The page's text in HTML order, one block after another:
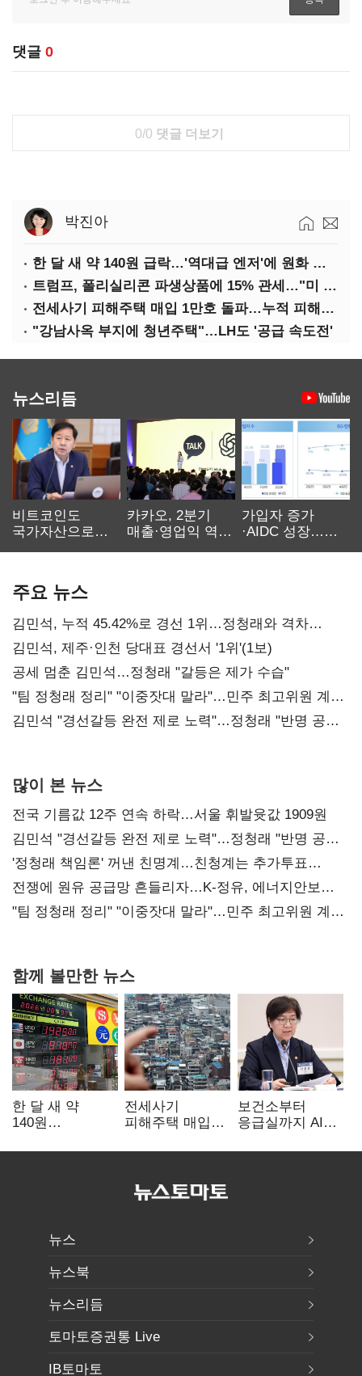
댓글 0
0/0 댓글 더보기
박진아
한 달 새 약 140원 급락…'역대급 엔저'에 원화 변곡점
트럼프, 폴리실리콘 파생상품에 15% 관세…"미 산업 재건"
전세사기 피해주택 매입 1만호 돌파…누적 피해자 4만278명
"강남사옥 부지에 청년주택"…LH도 '공급 속도전'
뉴스리듬
비트코인도
국가자산으로…'
카카오, 2분기
매출·영업익 역대
가입자 증가
·AIDC 성장…
주요 뉴스
김민석, 누적 45.42%로 경선 1위…정청래와 격차
0.86%p(2보)
김민석, 제주·인천 당대표 경선서 '1위'(1보)
공세 멈춘 김민석…정청래 "갈등은 제가 수습"
"팀 정청래 정리" "이중잣대 말라"…민주 최고위원 계파
다툼 격화
김민석 "경선갈등 완전 제로 노력"…정청래 "반명 공세
많이 본 뉴스
전국 기름값 12주 연속 하락…서울 휘발윳값 1909원
김민석 "경선갈등 완전 제로 노력"…정청래 "반명 공세
사과부터"
'정청래 책임론' 꺼낸 친명계…친청계는 추가투표
때리기
전쟁에 원유 공급망 흔들리자…K-정유, 에너지안보
핵심으로 재부상
"팀 정청래 정리" "이중잣대 말라"…민주 최고위원 계파
함께 볼만한 뉴스
한 달 새 약
140원
엔저'에 원화
전세사기
피해주택 매입
누적 피해자
보건소부터
응급실까지 AI
혁신 본격화
뉴스
뉴스북
뉴스리듬
토마토증권통 Live
IB토마토